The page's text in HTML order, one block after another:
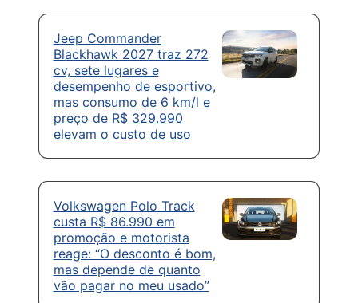
Jeep Commander
Blackhawk 2027 traz 272
cv, sete lugares e
desempenho de esportivo,
mas consumo de 6 km/l e
preço de R$ 329.990
elevam o custo de uso
Volkswagen Polo Track
custa R$ 86.990 em
promoção e motorista
reage: “O desconto é bom,
mas depende de quanto
vão pagar no meu usado”